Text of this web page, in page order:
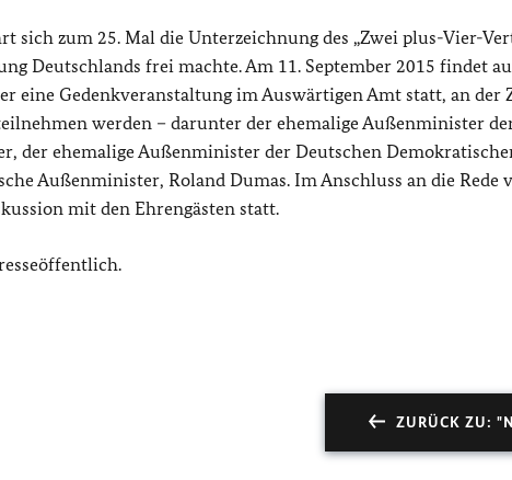
sich zum 25. Mal die Unterzeichnung des „Zwei plus-Vier-
Deutschlands frei machte. Am 11. September 2015 findet
eine Gedenkveranstaltung im Auswärtigen Amt statt, an der
werden – darunter der ehemalige Außenminister
der ehemalige Außenminister der Deutschen
Außenminister, Roland Dumas. Im Anschluss an die
mit den Ehrengästen statt.
ZURÜCK ZU: